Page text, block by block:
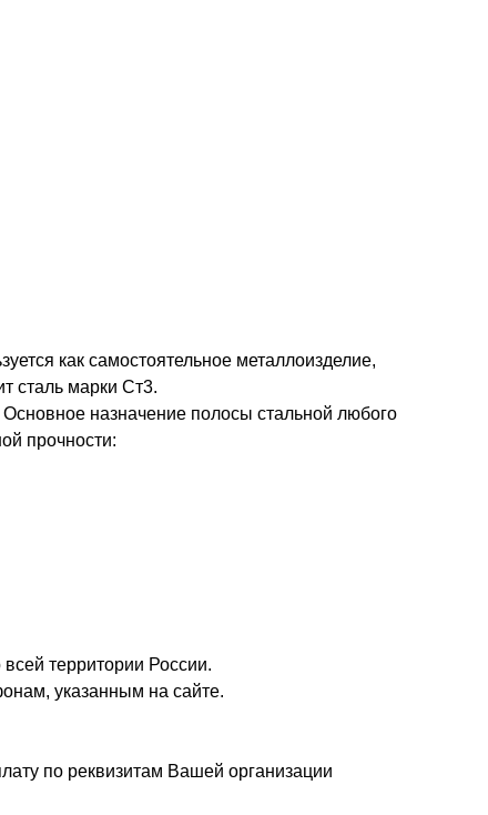
как самостоятельное металлоизделие,
сталь марки Ст3.
назначение полосы стальной любого
прочности:
территории России.
указанным на сайте.
по реквизитам Вашей организации